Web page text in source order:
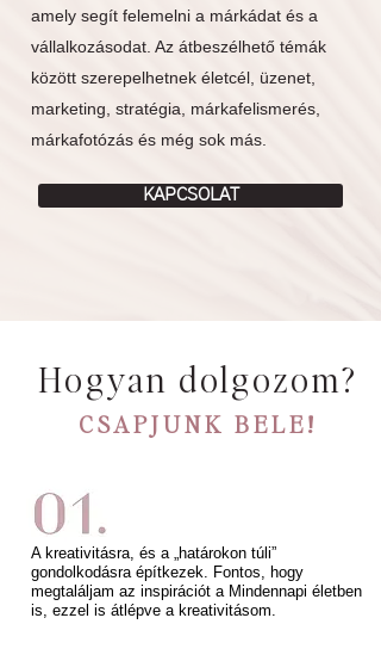
amely segít felemelni a márkádat és a
vállalkozásodat. Az átbeszélhető témák
között szerepelhetnek életcél, üzenet,
marketing, stratégia, márkafelismerés,
márkafotózás és még sok más.
KAPCSOLAT
Hogyan dolgozom?
CSAPJUNK BELE!
A kreativitásra, és a „határokon túli”
gondolkodásra építkezek. Fontos, hogy
megtaláljam az inspirációt a Mindennapi életben
is, ezzel is átlépve a kreativitásom.